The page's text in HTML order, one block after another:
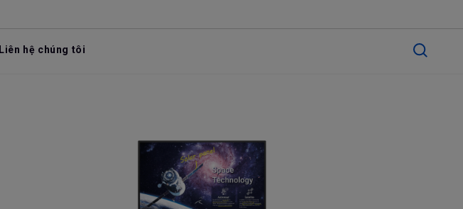
Liên hệ chúng tôi